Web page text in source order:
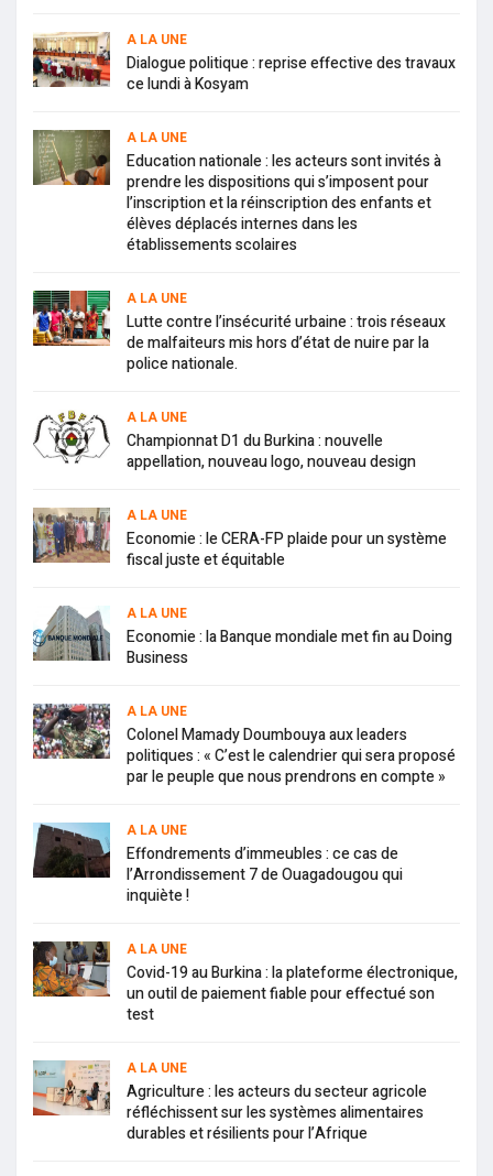
A LA UNE
Dialogue politique : reprise effective des travaux
ce lundi à Kosyam
A LA UNE
Education nationale : les acteurs sont invités à
prendre les dispositions qui s’imposent pour
l’inscription et la réinscription des enfants et
élèves déplacés internes dans les
établissements scolaires
A LA UNE
Lutte contre l’insécurité urbaine : trois réseaux
de malfaiteurs mis hors d’état de nuire par la
police nationale.
A LA UNE
Championnat D1 du Burkina : nouvelle
appellation, nouveau logo, nouveau design
A LA UNE
Economie : le CERA-FP plaide pour un système
fiscal juste et équitable
A LA UNE
Economie : la Banque mondiale met fin au Doing
Business
A LA UNE
Colonel Mamady Doumbouya aux leaders
politiques : « C’est le calendrier qui sera proposé
par le peuple que nous prendrons en compte »
A LA UNE
Effondrements d’immeubles : ce cas de
l’Arrondissement 7 de Ouagadougou qui
inquiète !
A LA UNE
Covid-19 au Burkina : la plateforme électronique,
un outil de paiement fiable pour effectué son
test
A LA UNE
Agriculture : les acteurs du secteur agricole
réfléchissent sur les systèmes alimentaires
durables et résilients pour l’Afrique